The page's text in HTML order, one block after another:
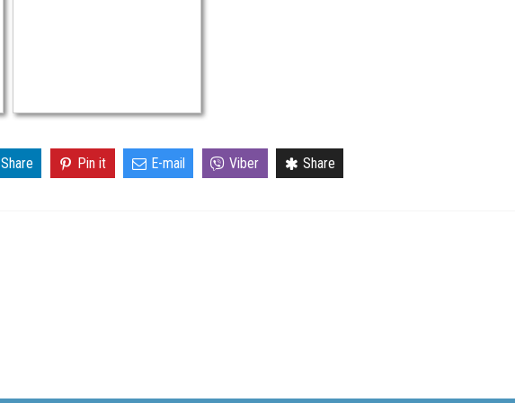
Share Pin it E-mail Viber Share